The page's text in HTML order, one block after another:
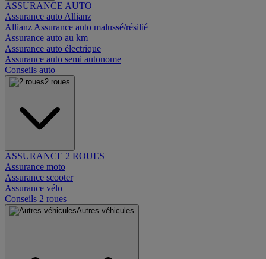
ASSURANCE AUTO
Assurance auto Allianz
Allianz Assurance auto malussé/résilié
Assurance auto au km
Assurance auto électrique
Assurance auto semi autonome
Conseils auto
2 roues
ASSURANCE 2 ROUES
Assurance moto
Assurance scooter
Assurance vélo
Conseils 2 roues
Autres véhicules